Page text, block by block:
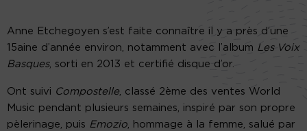
Anne Etchegoyen s’est faite connaître il y a près d’une
15aine d’année environ, notamment avec l’album Les Voix
Basques, sorti en 2013 et certifié disque d’or.
Ont suivi Compostelle, classé 2ème des ventes World
Music pendant plusieurs semaines, inspiré par son propre
pèlerinage, puis Emozio, hommage à la femme, salué par